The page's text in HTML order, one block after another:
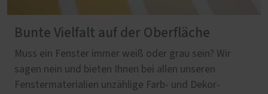
Bunte Vielfalt auf der Oberfläche
Muss ein Fenster immer weiß oder grau sein? Wir
sagen nein und bieten Ihnen bei allen unseren
Fenstermaterialien unzählige Farb- und Dekor-